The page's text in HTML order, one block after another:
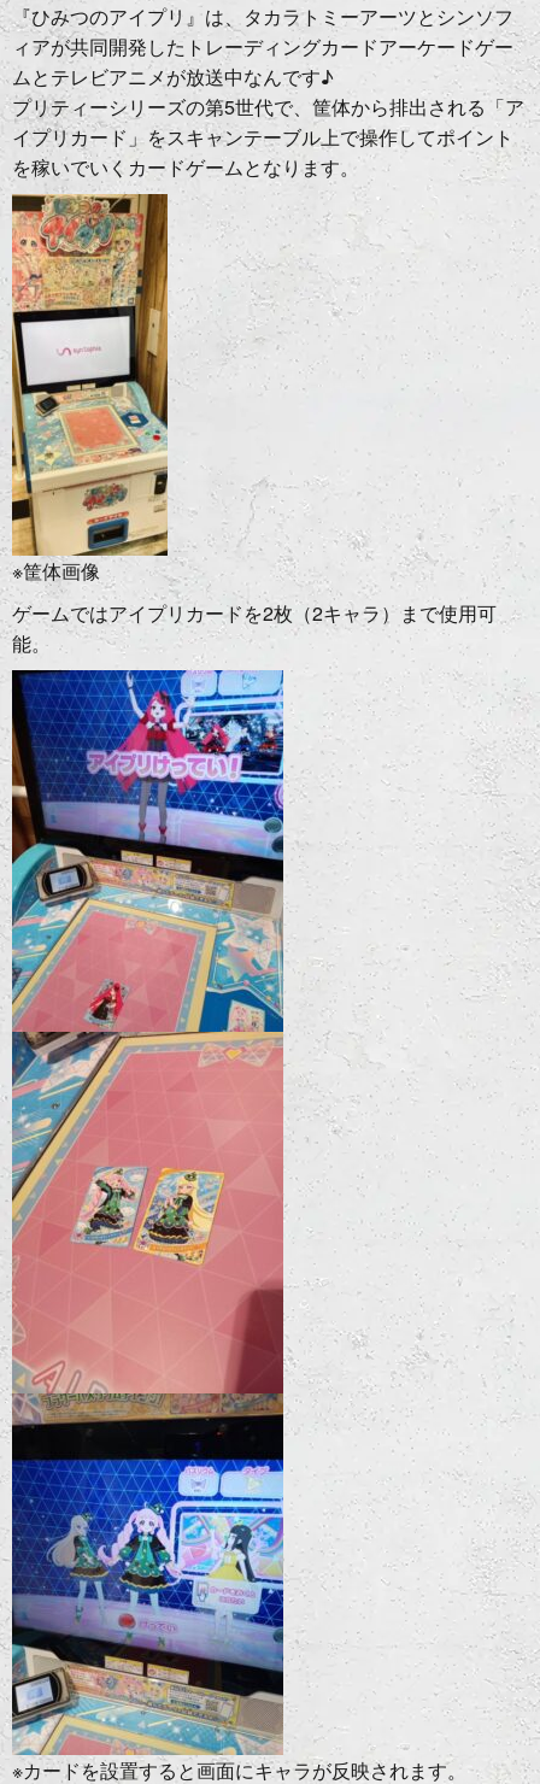
『ひみつのアイプリ』は、タカラトミーアーツとシンソフ
ィアが共同開発したトレーディングカードアーケードゲー
ムとテレビアニメが放送中なんです♪
プリティーシリーズの第5世代で、筐体から排出される「ア
イプリカード」をスキャンテーブル上で操作してポイント
を稼いでいくカードゲームとなります。
※筐体画像
ゲームではアイプリカードを2枚（2キャラ）まで使用可
能。
※カードを設置すると画面にキャラが反映されます。